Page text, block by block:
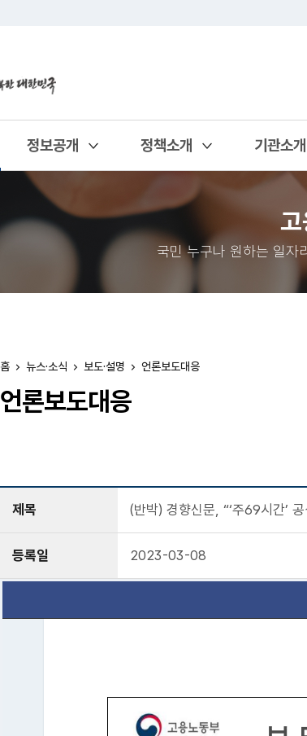
정보공개
열기
정책소개
열기
기관소개
열기
국민 누구나 원하는 일자
언론보도대응
홈 뉴스·소식 보도·설명 언론보도대응
제목 (반박) 경향신문, “‘주69시간’
등록일 2023-03-08